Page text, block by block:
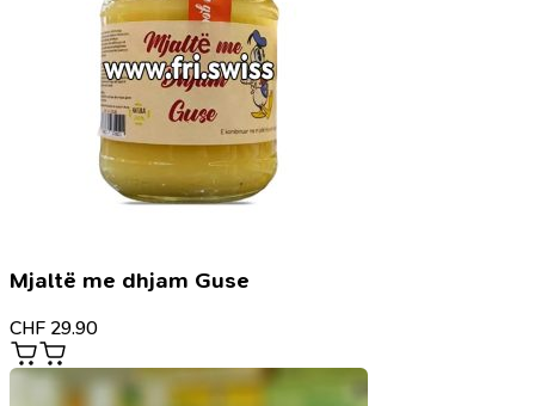
Mjaltë me dhjam Guse
CHF 29.90